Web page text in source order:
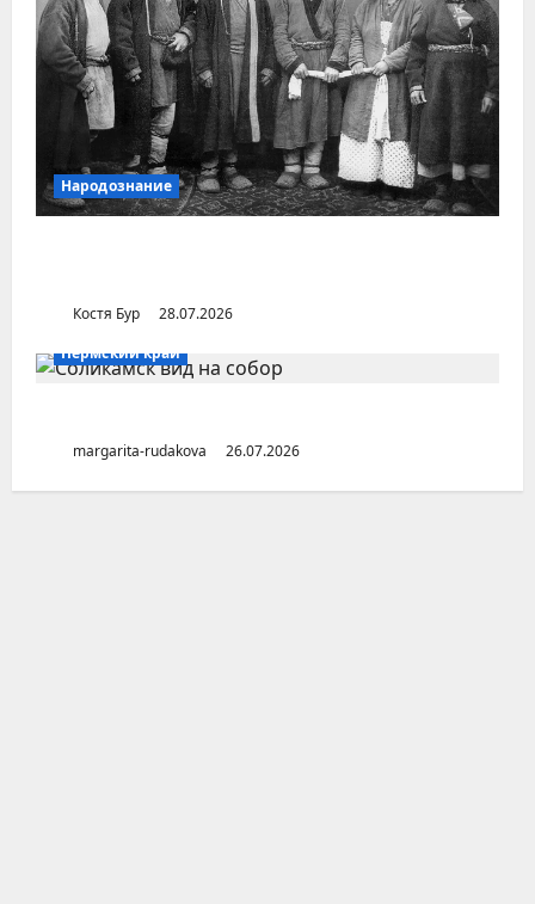
Народознание
Костя Бур
28.07.2026
Пермский край
margarita-rudakova 26.07.2026